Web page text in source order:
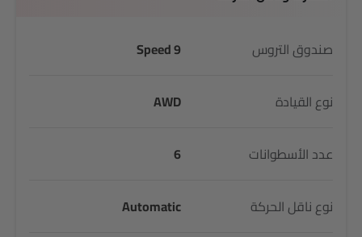
صندوق التروس 9 Speed
نوع القيادة AWD
عدد الأسطوانات 6
نوع ناقل الحركة Automatic